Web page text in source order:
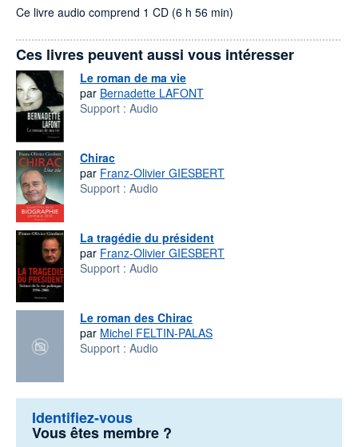
Ce livre audio comprend 1 CD (6 h 56 min)
Ces livres peuvent aussi vous intéresser
Le roman de ma vie
par Bernadette LAFONT
Support : Audio
Chirac
par Franz-Olivier GIESBERT
Support : Audio
La tragédie du président
par Franz-Olivier GIESBERT
Support : Audio
Le roman des Chirac
par Michel FELTIN-PALAS
Support : Audio
Identifiez-vous
Vous êtes membre ?